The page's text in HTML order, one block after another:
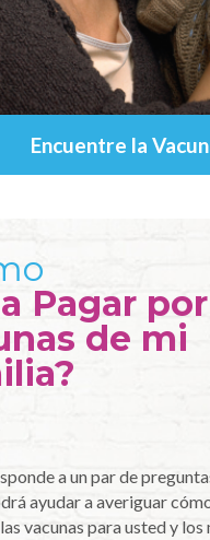
Encuentre la
Pagar
de mi
a un par de
ayudar a averiguar
vacunas para usted y